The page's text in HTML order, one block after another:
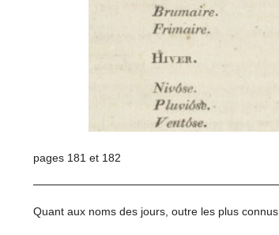
pages 181 et 182
Quant aux noms des jours, outre les plus connus